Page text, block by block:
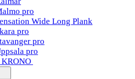
pro
Wide Long Plank
pro
pro
pro
KRONO